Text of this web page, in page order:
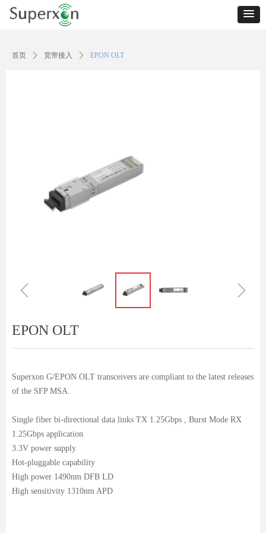
首页 ꄲ 宽带接入 ꄲ EPON OLT
ꁆ ꁇ
EPON OLT
Superxon G/EPON OLT transceivers are compliant to the latest releases
of the SFP MSA.
Single fiber bi-directional data links TX 1.25Gbps , Burst Mode RX
1.25Gbps application
3.3V power supply
Hot-pluggable capability
High power 1490nm DFB LD
High sensitivity 1310nm APD